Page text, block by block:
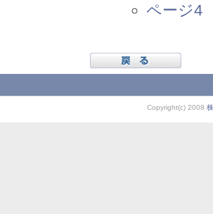
ページ4
Copyright(c) 2008